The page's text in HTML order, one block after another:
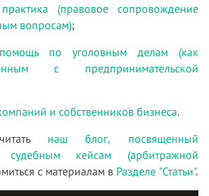
(правовое сопровождение
вопросам);
по уголовным делам (как
с предпринимательской
и собственников бизнеса.
наш блог, посвященный
кейсам (арбитражной
с материалам в Разделе "Статьи".